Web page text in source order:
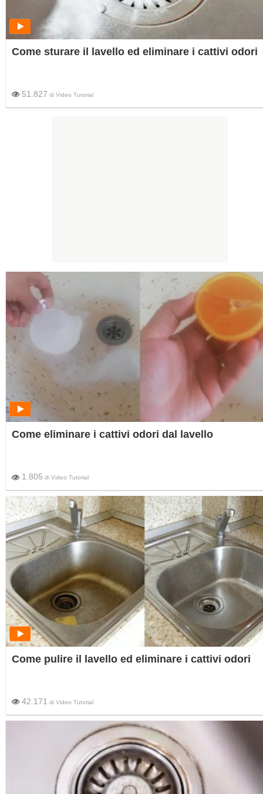
Come sturare il lavello ed eliminare i cattivi odori
51.827 di Video Tutorial
Come eliminare i cattivi odori dal lavello
1.805 di Video Tutorial
Come pulire il lavello ed eliminare i cattivi odori
42.171 di Video Tutorial